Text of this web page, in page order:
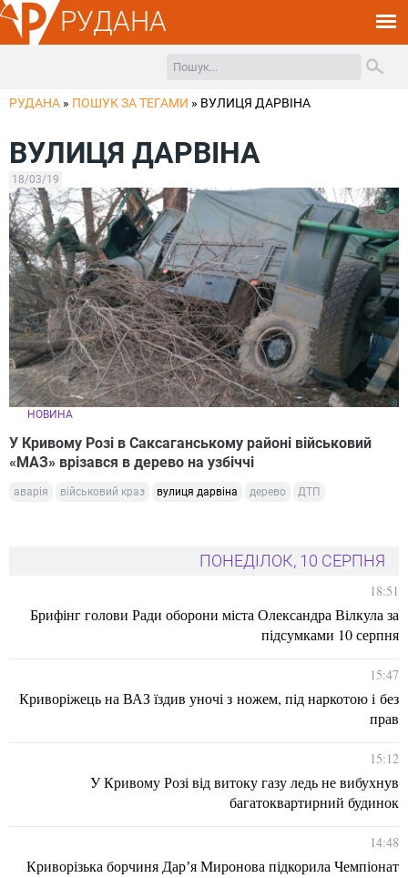
РУДАНА
РУДАНА » ПОШУК ЗА ТЕГАМИ » ВУЛИЦЯ ДАРВІНА
ВУЛИЦЯ ДАРВІНА
18/03/19
НОВИНА
У Кривому Розі в Саксаганському районі військовий
«МАЗ» врізався в дерево на узбіччі
аварія військовий краз вулиця дарвіна дерево ДТП
ПОНЕДІЛОК, 10 СЕРПНЯ
18:51
Брифінг голови Ради оборони міста Олександра Вілкула за
підсумками 10 серпня
15:47
Криворіжець на ВАЗ їздив уночі з ножем, під наркотою і без
прав
15:12
У Кривому Розі від витоку газу ледь не вибухнув
багатоквартирний будинок
14:48
Криворізька борчиня Дарʼя Миронова підкорила Чемпіонат